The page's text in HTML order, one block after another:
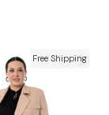
Free Shipping